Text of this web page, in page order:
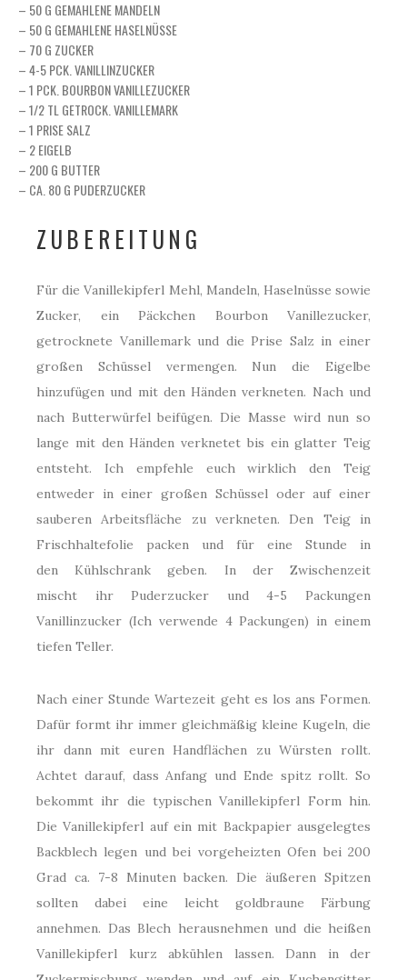
– 50 G GEMAHLENE MANDELN
– 50 G GEMAHLENE HASELNÜSSE
– 70 G ZUCKER
– 4-5 PCK. VANILLINZUCKER
– 1 PCK. BOURBON VANILLEZUCKER
– 1/2 TL GETROCK. VANILLEMARK
– 1 PRISE SALZ
– 2 EIGELB
– 200 G BUTTER
– CA. 80 G PUDERZUCKER
ZUBEREITUNG
Für die Vanillekipferl Mehl, Mandeln, Haselnüsse sowie
Zucker, ein Päckchen Bourbon Vanillezucker,
getrocknete Vanillemark und die Prise Salz in einer
großen Schüssel vermengen. Nun die Eigelbe
hinzufügen und mit den Händen verkneten. Nach und
nach Butterwürfel beifügen. Die Masse wird nun so
lange mit den Händen verknetet bis ein glatter Teig
entsteht. Ich empfehle euch wirklich den Teig
entweder in einer großen Schüssel oder auf einer
sauberen Arbeitsfläche zu verkneten. Den Teig in
Frischhaltefolie packen und für eine Stunde in
den Kühlschrank geben. In der Zwischenzeit
mischt ihr Puderzucker und 4-5 Packungen
Vanillinzucker (Ich verwende 4 Packungen) in einem
tiefen Teller.
Nach einer Stunde Wartezeit geht es los ans Formen.
Dafür formt ihr immer gleichmäßig kleine Kugeln, die
ihr dann mit euren Handflächen zu Würsten rollt.
Achtet darauf, dass Anfang und Ende spitz rollt. So
bekommt ihr die typischen Vanillekipferl Form hin.
Die Vanillekipferl auf ein mit Backpapier ausgelegtes
Backblech legen und bei vorgeheizten Ofen bei 200
Grad ca. 7-8 Minuten backen. Die äußeren Spitzen
sollten dabei eine leicht goldbraune Färbung
annehmen. Das Blech herausnehmen und die heißen
Vanillekipferl kurz abkühlen lassen. Dann in der